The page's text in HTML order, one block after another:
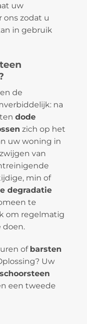
uw
ons zodat u
in gebruik
de
na
dode
zich op het
uw woning in
van
min of
degradatie
te
om regelmatig
doen.
of barsten
Uw
schoorsteen
een tweede